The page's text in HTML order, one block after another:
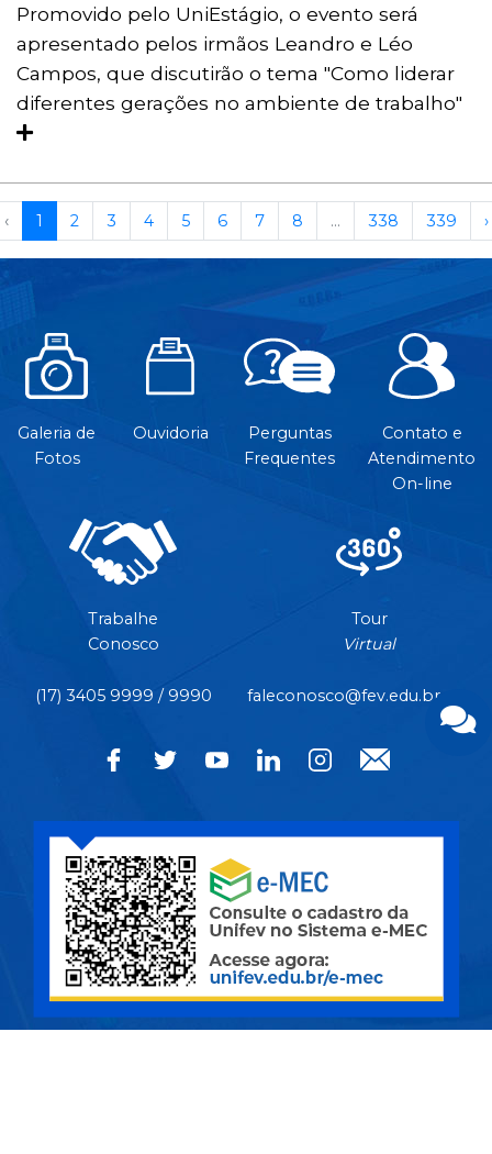
Promovido pelo UniEstágio, o evento será
apresentado pelos irmãos Leandro e Léo
Campos, que discutirão o tema "Como liderar
diferentes gerações no ambiente de trabalho"
‹ 1 2 3 4 5 6 7 8 ... 338 339 ›
Galeria de
Fotos
Ouvidoria
Perguntas
Frequentes
Contato e
Atendimento
On-line
Trabalhe
Conosco
Tour
Virtual
(17) 3405 9999 / 9990 faleconosco@fev.edu.br